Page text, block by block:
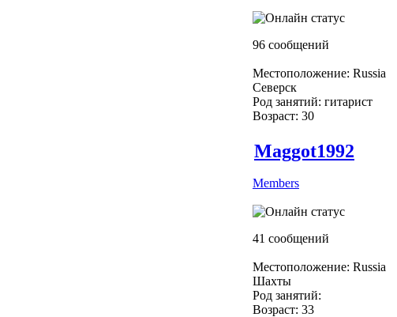
96 сообщений
Местоположение: Russia
Северск
Род занятий: гитарист
Возраст: 30
Maggot1992
Members
41 сообщений
Местоположение: Russia
Шахты
Род занятий:
Возраст: 33